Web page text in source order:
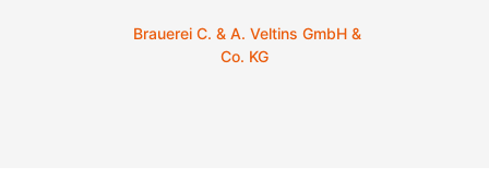
Brauerei C. & A. Veltins GmbH &
Co. KG